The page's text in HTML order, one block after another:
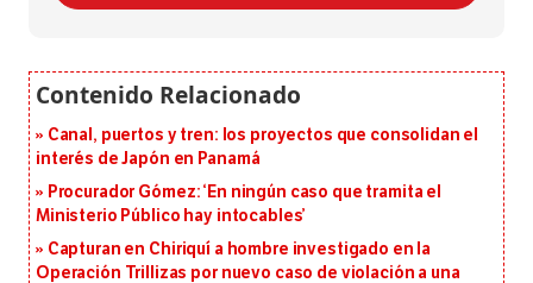
Canal, puertos y tren: los proyectos que consolidan el
interés de Japón en Panamá
Procurador Gómez: ‘En ningún caso que tramita el
Ministerio Público hay intocables’
Capturan en Chiriquí a hombre investigado en la
Operación Trillizas por nuevo caso de violación a una